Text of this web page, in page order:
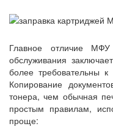
Главное отличие
обслуживания
более требовательны
Копирование
тонера, чем обычная
простым правилам,
проще: